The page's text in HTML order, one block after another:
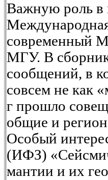
Важную роль в
современный
МГУ. В
сообщений, в
совсем не как
г прошло
общие и
Особый
(ИФЗ)
мантии и их